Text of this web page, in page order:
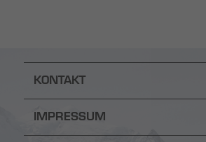
KONTAKT
IMPRESSUM